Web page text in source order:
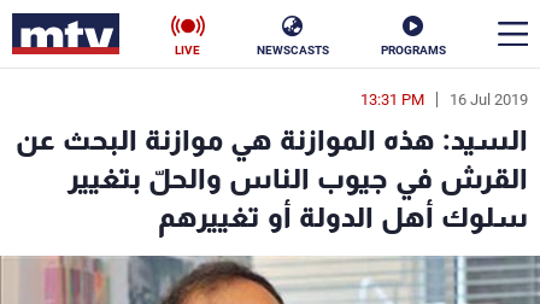
PROGRAMS
NEWSCASTS
LIVE
16 Jul 2019
13:31 PM
السيد: هذه الموازنة هي موازنة البحث عن
القرش في جيوب الناس والحلّ بتغيير
سلوك أهل الدولة أو تغييرهم
en
الأخبار
سياسة ناس
إقتصاد فن